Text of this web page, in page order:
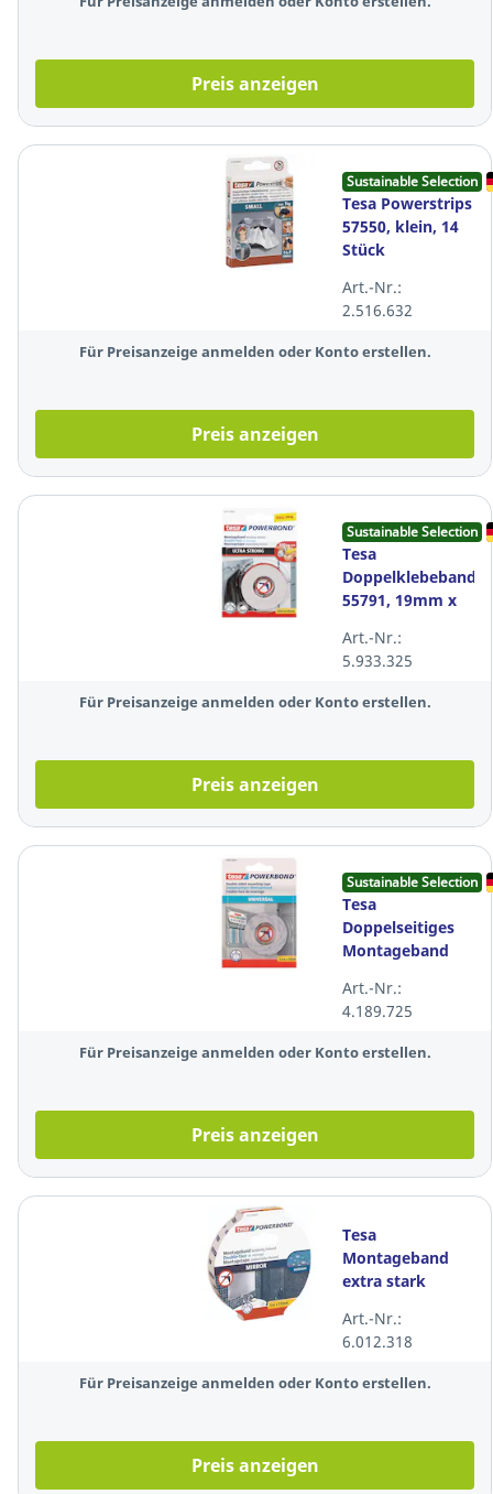
Preis anzeigen
Sustainable Selection
Tesa Powerstrips
57550, klein, 14
Stück
Art.-Nr.:
2.516.632
Für Preisanzeige anmelden oder Konto erstellen.
Preis anzeigen
Sustainable Selection
Tesa
Doppelklebeband
55791, 19mm x
Art.-Nr.:
5.933.325
Für Preisanzeige anmelden oder Konto erstellen.
Preis anzeigen
Sustainable Selection
Tesa
Doppelseitiges
Montageband
Universal 58565,
19mm x 1,5m
Art.-Nr.:
4.189.725
Für Preisanzeige anmelden oder Konto erstellen.
Preis anzeigen
Tesa
Montageband
extra stark
Art.-Nr.:
6.012.318
Für Preisanzeige anmelden oder Konto erstellen.
Preis anzeigen